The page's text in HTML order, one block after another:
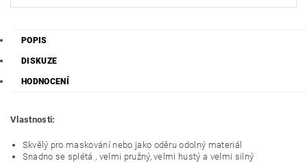
POPIS
DISKUZE
HODNOCENÍ
Vlastnosti:
Skvělý pro maskování nebo jako oděru odolný materiál
Snadno se splétá , velmi pružný, velmi hustý a velmi silný